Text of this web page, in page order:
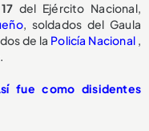
del Ejército Nacional,
, soldados del Gaula
de la Policía Nacional ,
fue como disidentes